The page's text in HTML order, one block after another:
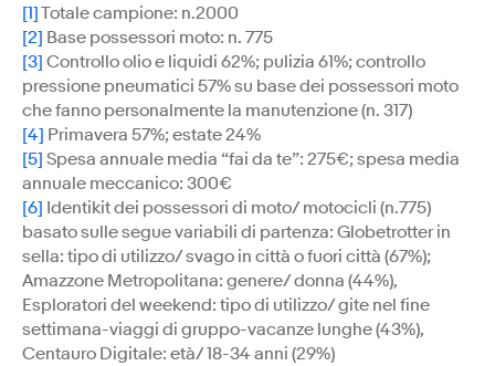
[1]Totale campione: n.2000
[2] Base possessori moto: n. 775
[3] Controllo olio e liquidi 62%; pulizia 61%; controllo
pressione pneumatici 57% su base dei possessori moto
che fanno personalmente la manutenzione (n. 317)
[4] Primavera 57%; estate 24%
[5] Spesa annuale media “fai da te”: 275€; spesa media
annuale meccanico: 300€
[6] Identikit dei possessori di moto/ motocicli (n.775)
basato sulle segue variabili di partenza: Globetrotter in
sella: tipo di utilizzo/ svago in città o fuori città (67%);
Amazzone Metropolitana: genere/ donna (44%),
Esploratori del weekend: tipo di utilizzo/ gite nel fine
settimana-viaggi di gruppo-vacanze lunghe (43%),
Centauro Digitale: età/ 18-34 anni (29%)